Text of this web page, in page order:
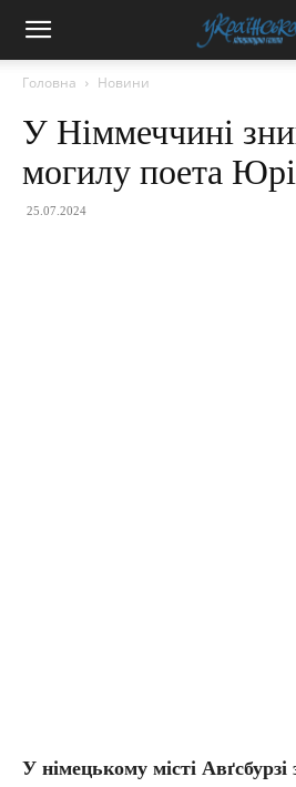
Головна Новини
У Німмеччині
могилу поета
25.07.2024
У німецькому місті